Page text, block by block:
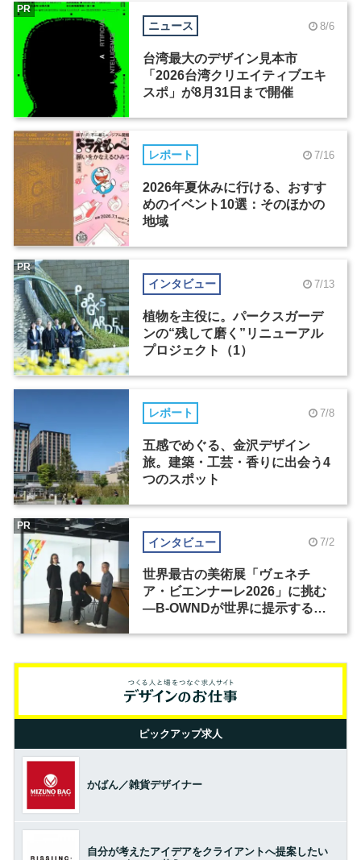
ニュース 8/6
台湾最大のデザイン見本市
「2026台湾クリエイティブエキ
スポ」が8月31日まで開催
PR
レポート 7/16
2026年夏休みに行ける、おすす
めのイベント10選：そのほかの
地域
インタビュー 7/13
植物を主役に。パークスガーデ
ンの“残して磨く”リニューアル
プロジェクト（1）
PR
レポート 7/8
五感でめぐる、金沢デザイン
旅。建築・工芸・香りに出会う4
つのスポット
インタビュー 7/2
世界最古の美術展「ヴェネチ
ア・ビエンナーレ2026」に挑む
―B-OWNDが世界に提示する美
PR
ピックアップ求人
かばん／雑貨デザイナー
自分が考えたアイデアをクライアントへ提案したい